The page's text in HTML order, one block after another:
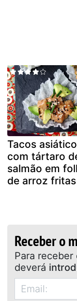
Tacos
com tártaro
salmão em
de arroz fritas
Receber o
deverá